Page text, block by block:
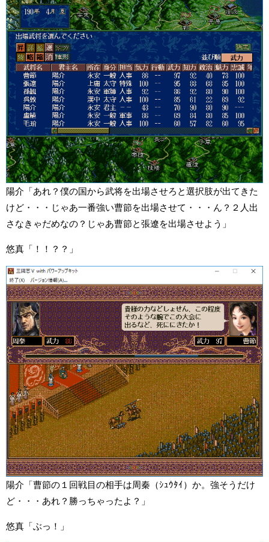
陽介「あれ？僕の国から武将を出場させろと選択肢が出てきた
けど・・・じゃあ一番強い曹節を出場させて・・・ん？２人出
さなきゃだめなの？じゃあ曹節と張遼を出場させよう」
悠真「！！？？」
陽介「曹節の１回戦目の相手は周秦（ｼｭｳﾀｲ）か。強そうだけ
ど・・・あれ？勝っちゃったよ？」
悠真「ぶっ！」